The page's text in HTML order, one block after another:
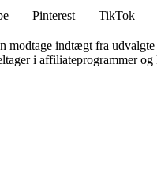
Pinterest TikTok
indtægt fra udvalgte
i affiliateprogrammer